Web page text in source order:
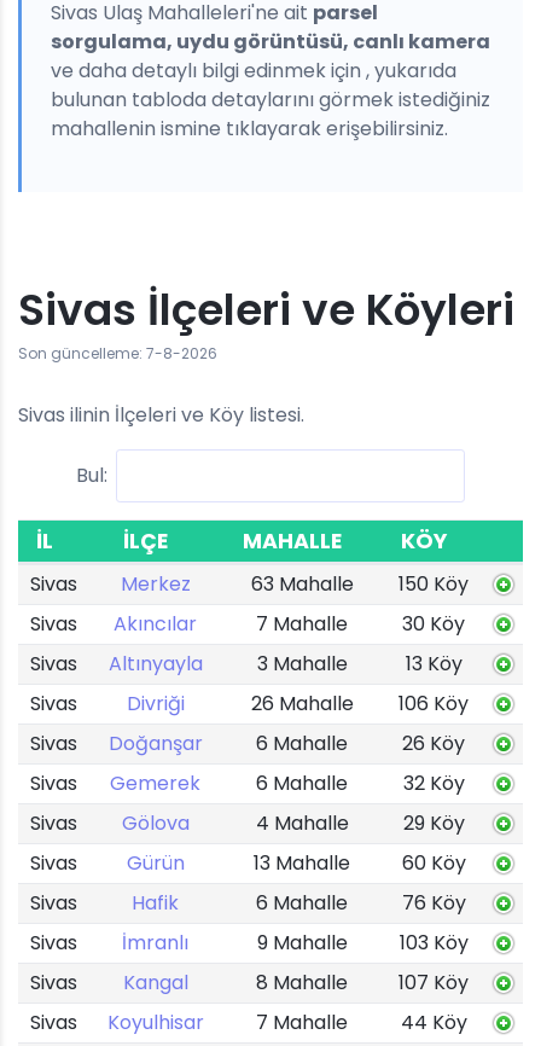
Sivas Ulaş Mahalleleri'ne ait parsel
sorgulama, uydu görüntüsü, canlı kamera
ve daha detaylı bilgi edinmek için , yukarıda
bulunan tabloda detaylarını görmek istediğiniz
mahallenin ismine tıklayarak erişebilirsiniz.
Sivas İlçeleri ve Köyleri
Son güncelleme: 7-8-2026
Sivas ilinin İlçeleri ve Köy listesi.
Bul:
İL İLÇE MAHALLE KÖY
Sivas Merkez 63 Mahalle
150 Köy
Sivas
Akıncılar 7 Mahalle
30 Köy
Sivas
Altınyayla 3 Mahalle
13 Köy
Sivas
Divriği 26 Mahalle
106 Köy
Sivas
Doğanşar 6 Mahalle
26 Köy
Sivas
Gemerek 6 Mahalle
32 Köy
Sivas
Gölova 4 Mahalle
29 Köy
Sivas
Gürün 13 Mahalle
60 Köy
Sivas
Hafik 6 Mahalle
76 Köy
Sivas
İmranlı 9 Mahalle
103 Köy
Sivas
Kangal 8 Mahalle
107 Köy
Sivas
Koyulhisar 7 Mahalle
44 Köy